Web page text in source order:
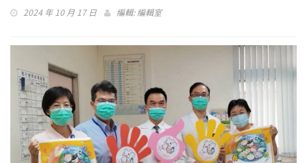
2024 年 10 月 17 日 編輯:編輯室